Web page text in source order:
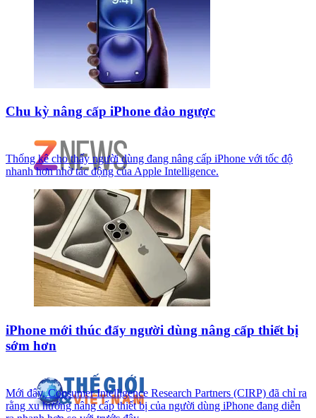
Chu kỳ nâng cấp iPhone đảo ngược
Thống kê cho thấy người dùng đang nâng cấp iPhone với tốc độ
nhanh hơn nhờ tác động của Apple Intelligence.
iPhone mới thúc đẩy người dùng nâng cấp thiết bị
sớm hơn
Mới đây, Consumer Intelligence Research Partners (CIRP) đã chỉ ra
rằng xu hướng nâng cấp thiết bị của người dùng iPhone đang diễn